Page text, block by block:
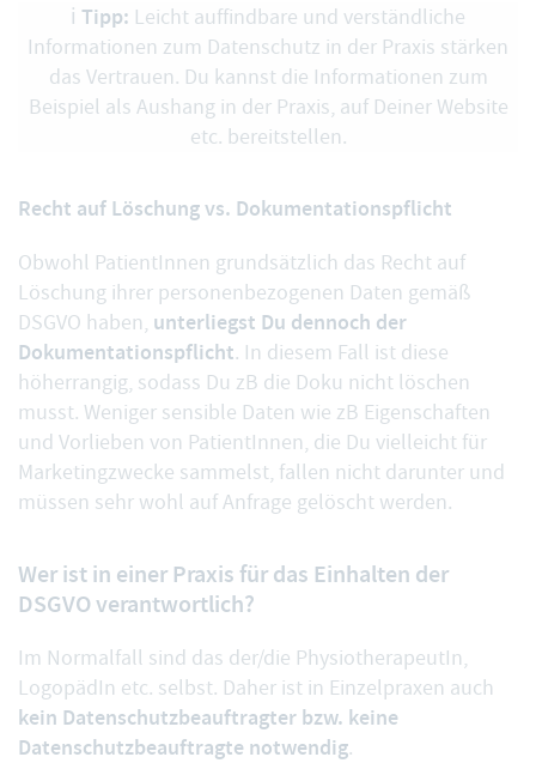
ℹ️ Tipp: Leicht auffindbare und verständliche
Informationen zum Datenschutz in der Praxis stärken
das Vertrauen. Du kannst die Informationen zum
Beispiel als Aushang in der Praxis, auf Deiner Website
etc. bereitstellen.
Recht auf Löschung vs. Dokumentationspflicht
Obwohl PatientInnen grundsätzlich das Recht auf
Löschung ihrer personenbezogenen Daten gemäß
DSGVO haben, unterliegst Du dennoch der
Dokumentationspflicht. In diesem Fall ist diese
höherrangig, sodass Du zB die Doku nicht löschen
musst. Weniger sensible Daten wie zB Eigenschaften
und Vorlieben von PatientInnen, die Du vielleicht für
Marketingzwecke sammelst, fallen nicht darunter und
müssen sehr wohl auf Anfrage gelöscht werden.
Wer ist in einer Praxis für das Einhalten der
DSGVO verantwortlich?
Im Normalfall sind das der/die PhysiotherapeutIn,
LogopädIn etc. selbst. Daher ist in Einzelpraxen auch
kein Datenschutzbeauftragter bzw. keine
Datenschutzbeauftragte notwendig.